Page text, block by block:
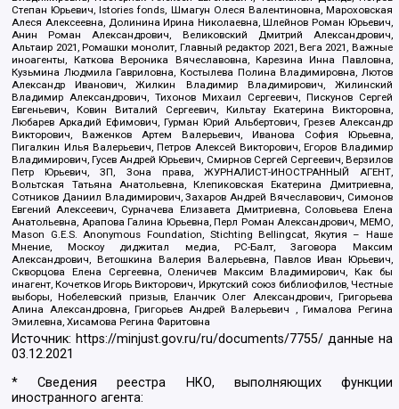
Степан Юрьевич, Istories fonds, Шмагун Олеся Валентиновна, Мароховская
Алеся Алексеевна, Долинина Ирина Николаевна, Шлейнов Роман Юрьевич,
Анин Роман Александрович, Великовский Дмитрий Александрович,
Альтаир 2021, Ромашки монолит, Главный редактор 2021, Вега 2021, Важные
иноагенты, Каткова Вероника Вячеславовна, Карезина Инна Павловна,
Кузьмина Людмила Гавриловна, Костылева Полина Владимировна, Лютов
Александр Иванович, Жилкин Владимир Владимирович, Жилинский
Владимир Александрович, Тихонов Михаил Сергеевич, Пискунов Сергей
Евгеньевич, Ковин Виталий Сергеевич, Кильтау Екатерина Викторовна,
Любарев Аркадий Ефимович, Гурман Юрий Альбертович, Грезев Александр
Викторович, Важенков Артем Валерьевич, Иванова София Юрьевна,
Пигалкин Илья Валерьевич, Петров Алексей Викторович, Егоров Владимир
Владимирович, Гусев Андрей Юрьевич, Смирнов Сергей Сергеевич, Верзилов
Петр Юрьевич, ЗП, Зона права, ЖУРНАЛИСТ-ИНОСТРАННЫЙ АГЕНТ,
Вольтская Татьяна Анатольевна, Клепиковская Екатерина Дмитриевна,
Сотников Даниил Владимирович, Захаров Андрей Вячеславович, Симонов
Евгений Алексеевич, Сурначева Елизавета Дмитриевна, Соловьева Елена
Анатольевна, Арапова Галина Юрьевна, Перл Роман Александрович, МЕМО,
Mason G.E.S. Anonymous Foundation, Stichting Bellingcat, Якутия – Наше
Мнение, Москоу диджитал медиа, РС-Балт, Заговора Максим
Александрович, Ветошкина Валерия Валерьевна, Павлов Иван Юрьевич,
Скворцова Елена Сергеевна, Оленичев Максим Владимирович, Как бы
инагент, Кочетков Игорь Викторович, Иркутский союз библиофилов, Честные
выборы, Нобелевский призыв, Еланчик Олег Александрович, Григорьева
Алина Александровна, Григорьев Андрей Валерьевич , Гималова Регина
Эмилевна, Хисамова Регина Фаритовна
Источник: https://minjust.gov.ru/ru/documents/7755/ данные на
03.12.2021
* Сведения реестра НКО, выполняющих функции
иностранного агента: